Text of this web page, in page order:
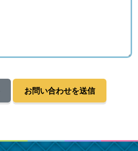
お問い合わせを送信